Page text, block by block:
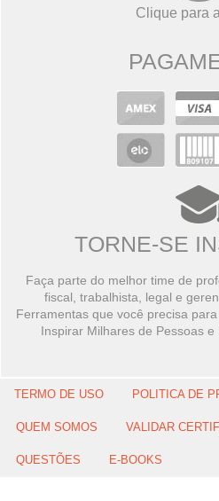
Clique para
TORNE-SE
Faça parte do melhor time de
fiscal, trabalhista, legal e
Ferramentas que você precisa
Inspirar Milhares de Pessoas
TERMO DE USO POLITICA DE
QUEM SOMOS VALIDAR
QUESTÕES E-BOOKS